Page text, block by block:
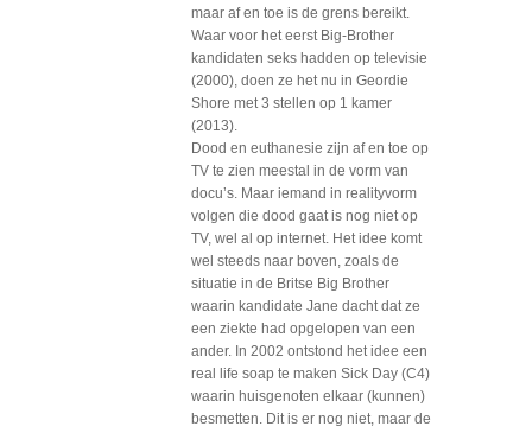
maar af en toe is de grens bereikt.
Waar voor het eerst Big-Brother
kandidaten seks hadden op televisie
(2000), doen ze het nu in Geordie
Shore met 3 stellen op 1 kamer
(2013).
Dood en euthanesie zijn af en toe op
TV te zien meestal in de vorm van
docu’s. Maar iemand in realityvorm
volgen die dood gaat is nog niet op
TV, wel al op internet. Het idee komt
wel steeds naar boven, zoals de
situatie in de Britse Big Brother
waarin kandidate Jane dacht dat ze
een ziekte had opgelopen van een
ander. In 2002 ontstond het idee een
real life soap te maken Sick Day (C4)
waarin huisgenoten elkaar (kunnen)
besmetten. Dit is er nog niet, maar de